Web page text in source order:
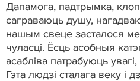
Дапамога, падтрымка,
саграваюць душу,
нашым свеце засталося
чуласці. Ёсць асобныя
асабліва патрабуюць
Гэта людзі сталага веку і